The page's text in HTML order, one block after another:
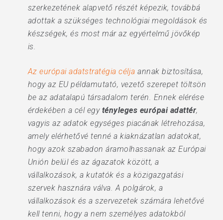
szerkezetének alapvető részét képezik, továbbá
adottak a szükséges technológiai megoldások és
készségek, és most már az egyértelmű jövőkép
is.
Az európai adatstratégia célja annak biztosítása,
hogy az EU példamutató, vezető szerepet töltsön
be az adatalapú társadalom terén. Ennek elérése
érdekében a cél egy tényleges európai adattér,
vagyis az adatok egységes piacának létrehozása,
amely elérhetővé tenné a kiaknázatlan adatokat,
hogy azok szabadon áramolhassanak az Európai
Unión belül és az ágazatok között, a
vállalkozások, a kutatók és a közigazgatási
szervek hasznára válva. A polgárok, a
vállalkozások és a szervezetek számára lehetővé
kell tenni, hogy a nem személyes adatokból